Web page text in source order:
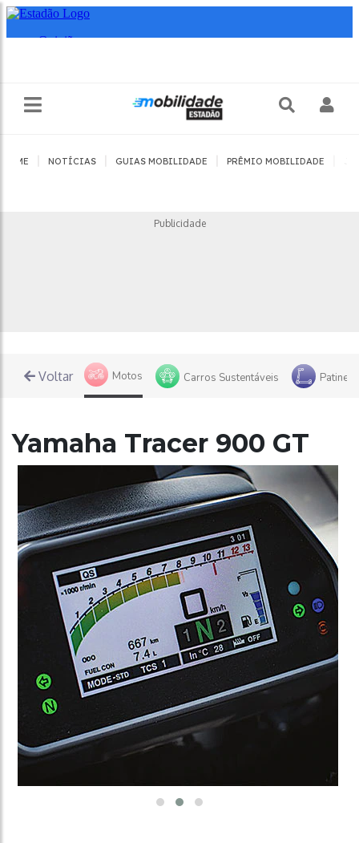
HOME NOTÍCIAS GUIAS MOBILIDADE PRÊMIO MOBILIDADE
Publicidade
Voltar
Bicicletas Motos Carros Sustentáveis
Yamaha Tracer 900 GT